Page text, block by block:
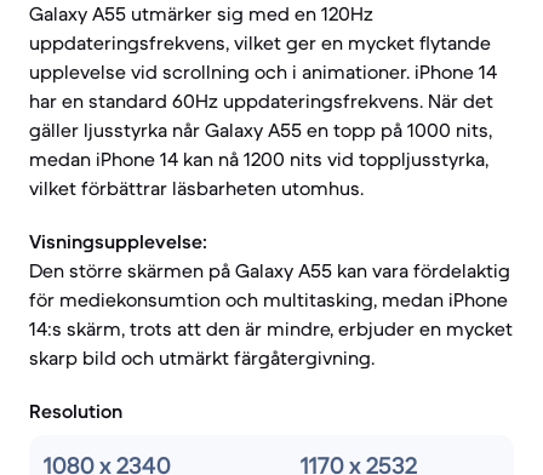
Galaxy A55 utmärker sig med en 120Hz
uppdateringsfrekvens, vilket ger en mycket flytande
upplevelse vid scrollning och i animationer. iPhone 14
har en standard 60Hz uppdateringsfrekvens. När det
gäller ljusstyrka når Galaxy A55 en topp på 1000 nits,
medan iPhone 14 kan nå 1200 nits vid toppljusstyrka,
vilket förbättrar läsbarheten utomhus.
Visningsupplevelse:
Den större skärmen på Galaxy A55 kan vara fördelaktig
för mediekonsumtion och multitasking, medan iPhone
14:s skärm, trots att den är mindre, erbjuder en mycket
skarp bild och utmärkt färgåtergivning.
Resolution
1080 x 2340 1170 x 2532